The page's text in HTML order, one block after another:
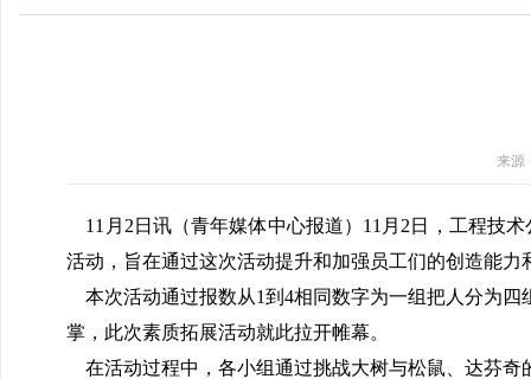
来源
11月2日讯（青年媒体中心报道）11月2日，工程技
活动，旨在通过这次活动提升和加强员工们的创造能力
本次活动通过报数从1到4相同数字为一组把人分为四
掌，此次素质拓展活动就此拉开帷幕。
在活动过程中，各小组通过挑战大树与松鼠、达芬奇